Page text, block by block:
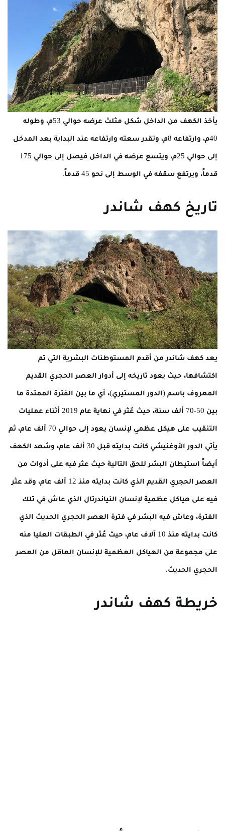
يأخذ الكهف من الداخل شكل مثلث عرضه حوالي 53م، وطوله
40م، وارتفاعه 8م، وتقدر سعته وارتفاعه عند البداية بعد المدخل
إلى حوالي 25م، ويتسع عرضه في الداخل فيصل إلى حوالي 175
قدماً، ويرتفع سقفه في الوسط إلى نحو 45 قدماً.
تاريخ كهف شاندر
يعد كهف شاندر من أقدم المستوطنات البشرية التي تم
اكتشافها، حيث يعود تاريخه إلى أدوار العصر الحجري القديم
المعروف باسم (الدور المستيري)، أي ما بين الفترة الممتدة ما
بين 50-70 ألف سنة، حيث عُثر في نهاية عام 2019 أثناء عمليات
التنقيب على هيكل عظمي لإنسان يعود إلى حوالي 70 ألف عام، ثم
يأتي الدور الأوغنيشي كانت بدايته قبل 30 ألف عام، وشهد الكهف
أيضاً استيطان البشر للحق التالية حيث عثر فيه على أدوات من
العصر الحجري القديم الذي كانت بدايته منذ 12 ألف عام، وقد عثر
فيه على هياكل عظمية لإنسان النياندرتال الذي عاش في تلك
الفترة، وعاش فيه البشر في فترة العصر الحجري الحديث الذي
كانت بدايته منذ 10 آلاف عام، حيث عُثر في الطبقات العليا منه
على مجموعة من الهياكل العظمية للإنسان العاقل من العصر
الحجري الحديث.
خريطة كهف شاندر